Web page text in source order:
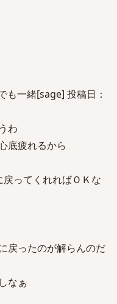
も一緒[sage] 投稿日：
わ
底疲れるから
ってくれればＯＫな
戻ったのが解らんのだ
なぁ